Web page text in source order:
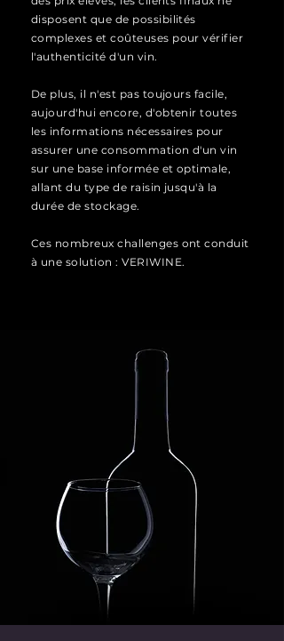
disposent que de possibilités
complexes et coûteuses pour vérifier
l'authenticité d'un vin.
De plus, il n'est pas toujours facile,
aujourd'hui encore, d'obtenir toutes
les informations nécessaires pour
assurer une consommation d'un vin
sur une base informée et optimale,
allant du type de raisin jusqu'à la
durée de stockage.
Ces nombreux challenges ont conduit
à une solution : VERIWINE.